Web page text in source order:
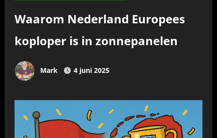
Waarom Nederland Europees
koploper is in zonnepanelen
Mark 4 juni 2025